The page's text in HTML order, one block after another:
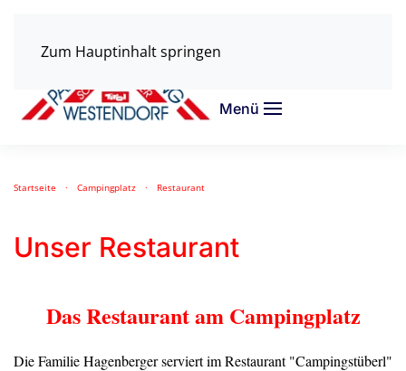
Zum Hauptinhalt springen
Menü
Startseite Campingplatz Restaurant
Unser Restaurant
Das Restaurant am Campingplatz
Die Familie Hagenberger serviert im Restaurant "Campingstüberl"